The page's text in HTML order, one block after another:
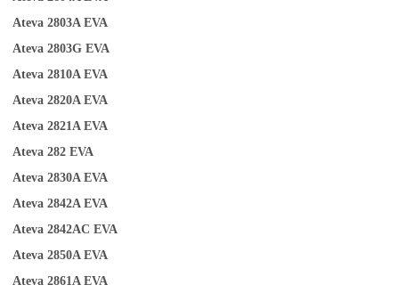
Ateva 2803A EVA
Ateva 2803G EVA
Ateva 2810A EVA
Ateva 2820A EVA
Ateva 2821A EVA
Ateva 282 EVA
Ateva 2830A EVA
Ateva 2842A EVA
Ateva 2842AC EVA
Ateva 2850A EVA
Ateva 2861A EVA